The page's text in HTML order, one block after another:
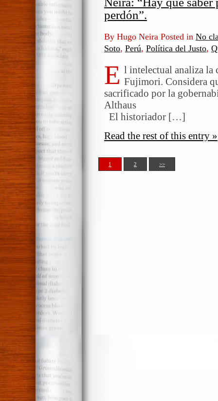
perdón”.
By Hugo Neira Posted in No
Soto, Perú, Política del Justo,
E l intelectual analiza la
Fujimori. Considera
sacrificado por la
Althaus
El historiador […]
Read the rest of this entry »
1 2 >>